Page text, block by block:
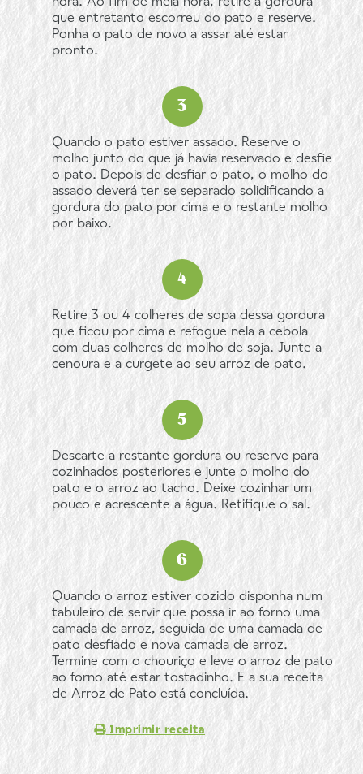
que entretanto escorreu do pato e reserve.
Ponha o pato de novo a assar até estar
pronto.
Quando o pato estiver assado. Reserve o
molho junto do que já havia reservado e desfie
o pato. Depois de desfiar o pato, o molho do
assado deverá ter-se separado solidificando a
gordura do pato por cima e o restante molho
por baixo.
Retire 3 ou 4 colheres de sopa dessa gordura
que ficou por cima e refogue nela a cebola
com duas colheres de molho de soja. Junte a
cenoura e a curgete ao seu arroz de pato.
Descarte a restante gordura ou reserve para
cozinhados posteriores e junte o molho do
pato e o arroz ao tacho. Deixe cozinhar um
pouco e acrescente a água. Retifique o sal.
Quando o arroz estiver cozido disponha num
tabuleiro de servir que possa ir ao forno uma
camada de arroz, seguida de uma camada de
pato desfiado e nova camada de arroz.
Termine com o chouriço e leve o arroz de pato
ao forno até estar tostadinho. E a sua receita
de Arroz de Pato está concluída.
Imprimir receita